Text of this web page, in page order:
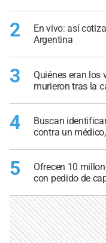
2
En vivo: así
Argentina
3
Quiénes eran los
murieron tras la
4
Buscan
contra un
5
Ofrecen 10
con pedido de